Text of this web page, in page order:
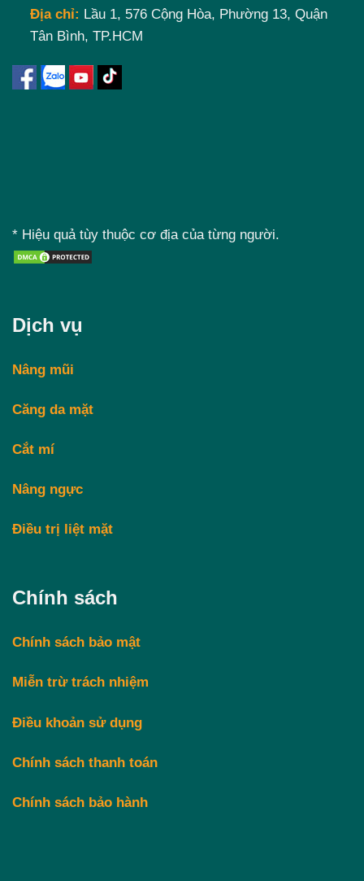
Địa chỉ: Lầu 1, 576 Cộng Hòa, Phường 13, Quận
Tân Bình, TP.HCM
* Hiệu quả tùy thuộc cơ địa của từng người.
Dịch vụ
Nâng mũi
Căng da mặt
Cắt mí
Nâng ngực
Điều trị liệt mặt
Chính sách
Chính sách bảo mật
Miễn trừ trách nhiệm
Điều khoản sử dụng
Chính sách thanh toán
Chính sách bảo hành